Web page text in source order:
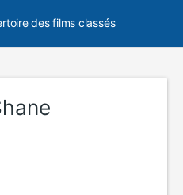
des films classés